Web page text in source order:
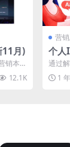
11月)
销本
销.m
12.1K
营
个人
功人
系，
通过
路，
容、
1